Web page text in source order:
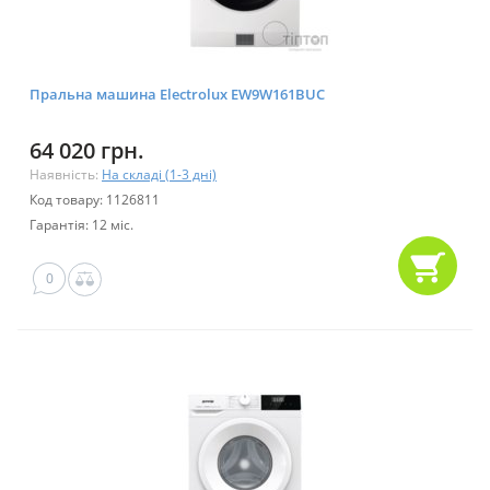
Пральна машина Electrolux EW9W161BUC
64 020 грн.
Наявність: На складі (1-3 дні)
Код товару: 1126811
Гарантія: 12 міс.
0